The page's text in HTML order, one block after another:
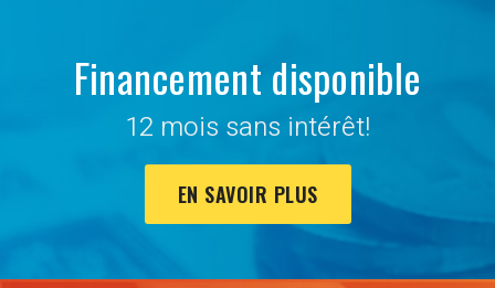
Financement disponible
12 mois sans intérêt!
EN SAVOIR PLUS